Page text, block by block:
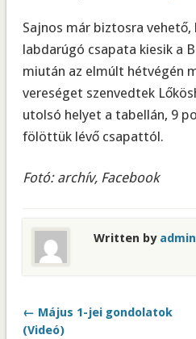
Sajnos már biztosra
labdarúgó csapata kiesik a
miután az elmúlt hétvégén
vereséget szenvedtek
utolsó helyet a tabellán, 9
fölöttük lévő csapattól.
Fotó: archív, Facebook
Written by admin
← Május 1-jei gondolatok
(Videó)